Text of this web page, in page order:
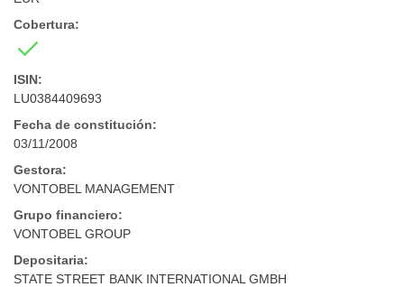
Cobertura:
ISIN:
LU0384409693
Fecha de constitución:
03/11/2008
Gestora:
VONTOBEL MANAGEMENT
Grupo financiero:
VONTOBEL GROUP
Depositaria:
STATE STREET BANK INTERNATIONAL GMBH